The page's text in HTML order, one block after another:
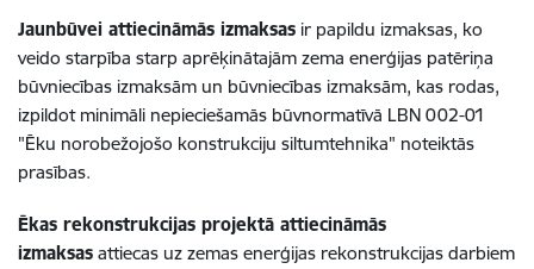
Jaunbūvei attiecināmās izmaksas ir papildu izmaksas, ko
veido starpība starp aprēķinātajām zema enerģijas patēriņa
būvniecības izmaksām un būvniecības izmaksām, kas rodas,
izpildot minimāli nepieciešamās būvnormatīvā LBN 002-01
"Ēku norobežojošo konstrukciju siltumtehnika" noteiktās
prasības.
Ēkas rekonstrukcijas projektā attiecināmās
izmaksas attiecas uz zemas enerģijas rekonstrukcijas darbiem